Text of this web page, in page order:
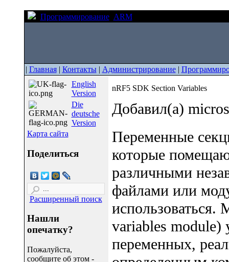
Программирование ARM
| Главная| Контакты| Администрирование|
English
Version
Die
deutsche
Version
Карта сайта
Поделиться
Расширенный поиск
Нашли
опечатку?
Пожалуйста,
сообщите об этом -
nRF5 SDK Section Variables
Добавил(а)
Переменные
которые
различными
файлами или
использоваться.
variables module)
переменных,